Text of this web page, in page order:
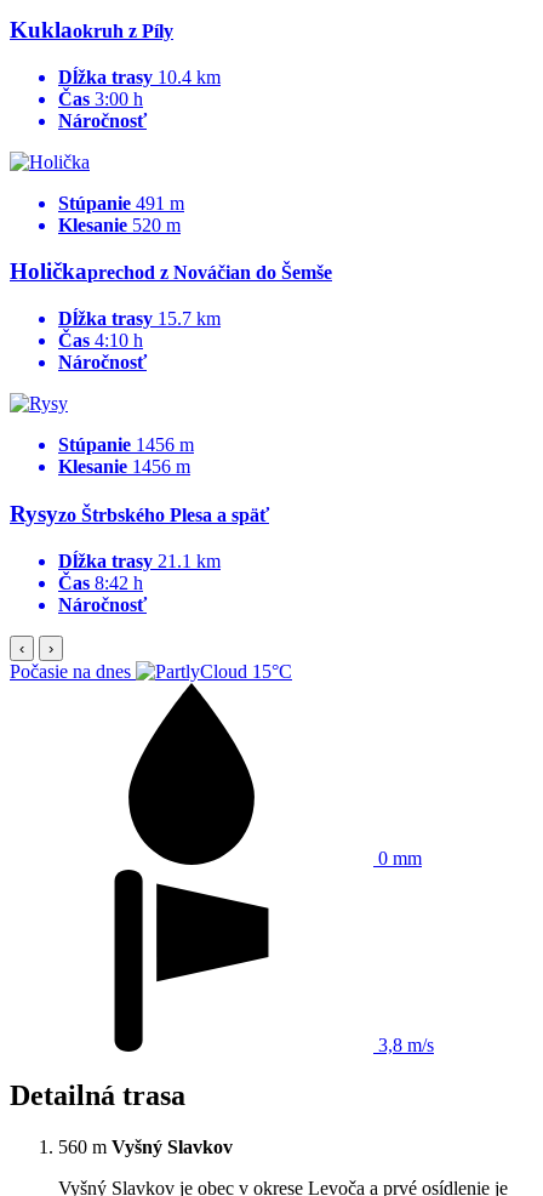
Kuklaokruh z Píly
Dĺžka trasy 10.4 km
Čas 3:00 h
Náročnosť
Stúpanie 491 m
Klesanie 520 m
Holičkaprechod z Nováčian do Šemše
Dĺžka trasy 15.7 km
Čas 4:10 h
Náročnosť
Stúpanie 1456 m
Klesanie 1456 m
Rysyzo Štrbského Plesa a späť
Dĺžka trasy 21.1 km
Čas 8:42 h
Náročnosť
‹ ›
Počasie na dnes 15°C
0 mm
3,8 m/s
Detailná trasa
560 m Vyšný Slavkov
Vyšný Slavkov je obec v okrese Levoča a prvé osídlenie je